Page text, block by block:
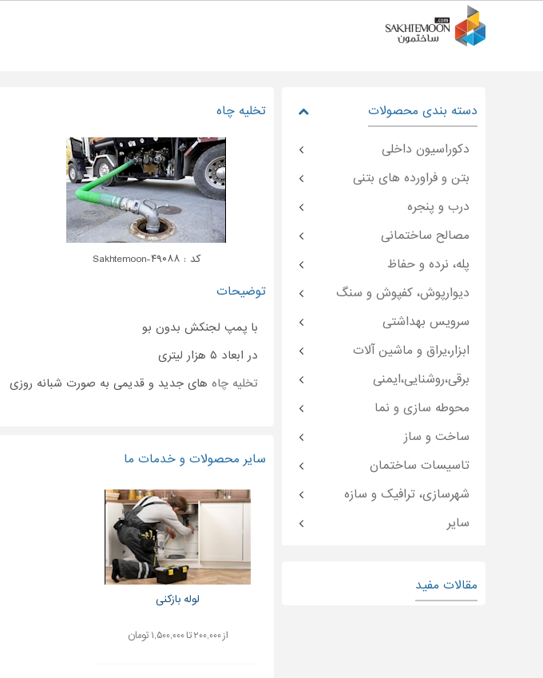
تخلیه چاه
کد : Sakhtemoon-۴۹۰۸۸
توضیحات
با پمپ لجنکش بدون بو
در ابعاد ۵ هزار لیتری
تخلیه چاه های جدید و قدیمی به صورت شبانه روزی
سایر محصولات و خدمات ما
لوله بازکنی
از ۲۰۰,۰۰۰ تا ۱,۵۰۰,۰۰۰ تومان
دسته بندی محصولات
دکوراسیون داخلی
بتن و فراورده های بتنی
درب و پنجره
مصالح ساختمانی
پله، نرده و حفاظ
دیوارپوش، کفپوش و سنگ
سرویس بهداشتی
ابزار،یراق و ماشین آلات
برقی،روشنایی،ایمنی
محوطه سازی و نما
ساخت و ساز
تاسیسات ساختمان
شهرسازی، ترافیک و سازه
سایر
مقالات مفید